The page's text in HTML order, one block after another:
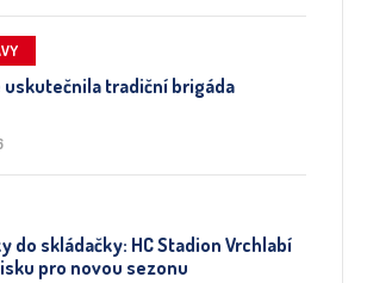
uskutečnila tradiční brigáda
do skládačky: HC Stadion Vrchlabí
pro novou sezonu